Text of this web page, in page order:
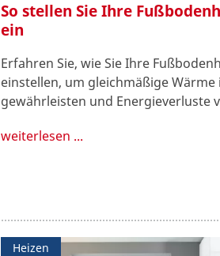
So stellen Sie Ihre
ein
Erfahren Sie, wie Sie Ihre
einstellen, um gleichmäßige
gewährleisten und Energieverluste
weiterlesen ...
Heizen